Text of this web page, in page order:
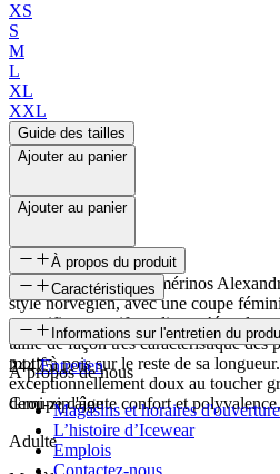
XS
S
M
L
XL
XXL
Guide des tailles
Ajouter au panier
Ajouter au panier
À propos du produit
Le pull long en laine mérinos
style norvégien, avec une coupe
magnifique motif nordique s’étend sur
taille de façon très caractéristique des
motif à pois sur le reste de sa
exceptionnellement doux au toucher
demi-zip ajoute confort et polyvalence.
Caractéristiques
SKU
24475
Groupe d'âge
Adulte
Informations sur l'entretien du
Entretien
À propos de nous
Magasins et horaires d'ouverture
L’histoire d’Icewear
Emplois
Contactez-nous